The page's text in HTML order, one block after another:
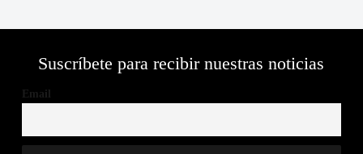
Suscríbete para recibir nuestras noticias
Email